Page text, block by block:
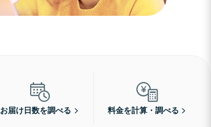
お届け日数を調べる 料金を計算・調べる